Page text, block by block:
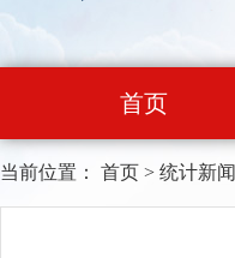
首页
当前位置： 首页 > 统计新闻